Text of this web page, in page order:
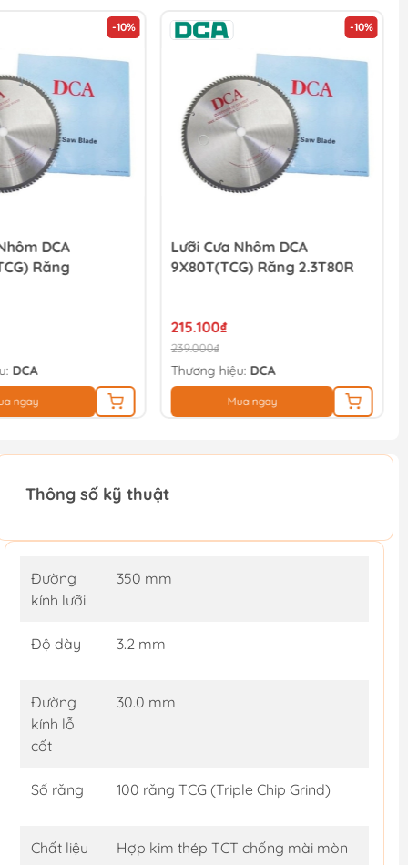
-10%
DCA
Răng
DCA
ngay
-10%
Lưỡi Cưa Nhôm DCA
9X80T(TCG) Răng 2.3T80R
215.100₫
239.000₫
Thương hiệu: DCA
Mua ngay
Thông số kỹ thuật
Đường
kính lưỡi
350 mm
Độ dày 3.2 mm
Đường
kính lỗ
cốt
30.0 mm
Số răng 100 răng TCG (Triple Chip Grind)
Chất liệu
Hợp kim thép TCT chống mài mòn